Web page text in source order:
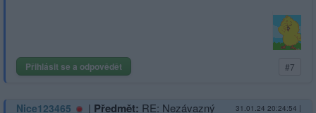
Přihlásit se a odpovědět #7
Nice123465 | Předmět: RE: Nezávazný
31.01.24 20:24:54 |